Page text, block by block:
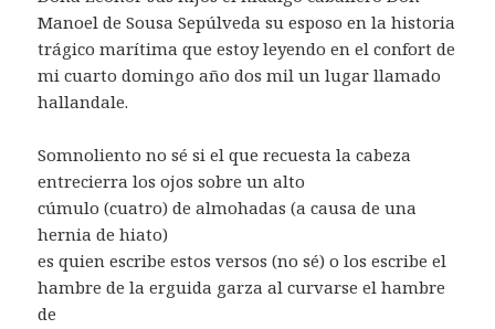
Manoel de Sousa Sepúlveda su esposo en la historia
trágico marítima que estoy leyendo en el confort de
mi cuarto domingo año dos mil un lugar llamado
hallandale.
Somnoliento no sé si el que recuesta la cabeza
entrecierra los ojos sobre un alto
cúmulo (cuatro) de almohadas (a causa de una
hernia de hiato)
es quien escribe estos versos (no sé) o los escribe el
hambre de la erguida garza al curvarse el hambre
de